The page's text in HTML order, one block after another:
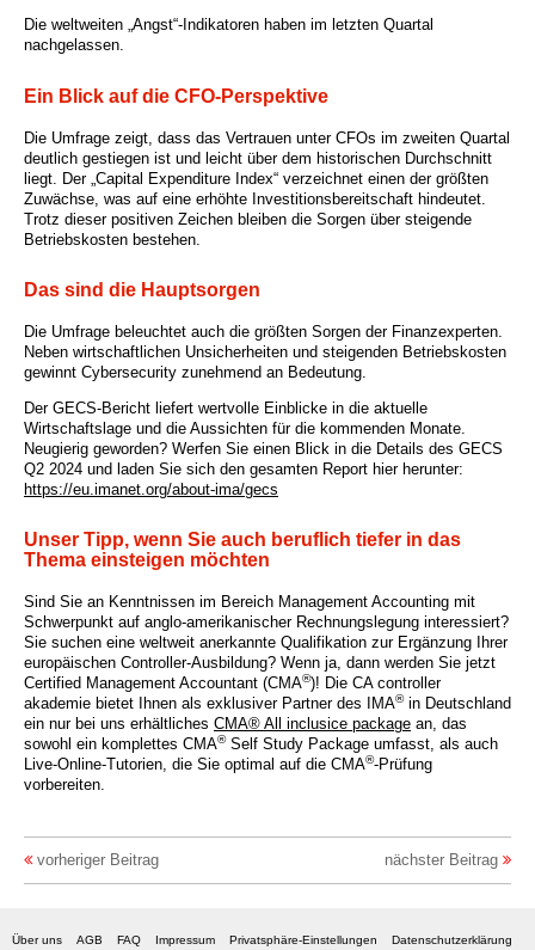
Die weltweiten „Angst“-Indikatoren haben im letzten Quartal
nachgelassen.
Ein Blick auf die CFO-Perspektive
Die Umfrage zeigt, dass das Vertrauen unter CFOs im zweiten Quartal
deutlich gestiegen ist und leicht über dem historischen Durchschnitt
liegt. Der „Capital Expenditure Index“ verzeichnet einen der größten
Zuwächse, was auf eine erhöhte Investitionsbereitschaft hindeutet.
Trotz dieser positiven Zeichen bleiben die Sorgen über steigende
Betriebskosten bestehen.
Das sind die Hauptsorgen
Die Umfrage beleuchtet auch die größten Sorgen der Finanzexperten.
Neben wirtschaftlichen Unsicherheiten und steigenden Betriebskosten
gewinnt Cybersecurity zunehmend an Bedeutung.
Der GECS-Bericht liefert wertvolle Einblicke in die aktuelle
Wirtschaftslage und die Aussichten für die kommenden Monate.
Neugierig geworden? Werfen Sie einen Blick in die Details des GECS
Q2 2024 und laden Sie sich den gesamten Report hier herunter:
https://eu.imanet.org/about-ima/gecs
Unser Tipp, wenn Sie auch beruflich tiefer in das
Thema einsteigen möchten
Sind Sie an Kenntnissen im Bereich Management Accounting mit
Schwerpunkt auf anglo-amerikanischer Rechnungslegung interessiert?
Sie suchen eine weltweit anerkannte Qualifikation zur Ergänzung Ihrer
europäischen Controller-Ausbildung? Wenn ja, dann werden Sie jetzt
Certified Management Accountant (CMA®)! Die CA controller
akademie bietet Ihnen als exklusiver Partner des IMA®in Deutschland
ein nur bei uns erhältliches CMA® All inclusice package an, das
sowohl ein komplettes CMA®Self Study Package umfasst, als auch
Live-Online-Tutorien, die Sie optimal auf die CMA®-Prüfung
vorbereiten.
vorheriger Beitrag nächster Beitrag
Über uns AGB FAQ Impressum Privatsphäre-Einstellungen Datenschutzerklärung